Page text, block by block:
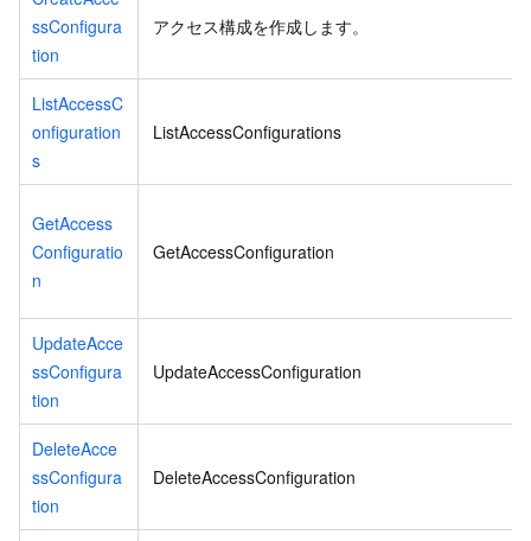
ssConfigura
tion
アクセス構成を作成します。
ListAccessC
onfiguration
s
ListAccessConfigurations
GetAccess
Configuratio
n
GetAccessConfiguration
UpdateAcce
ssConfigura
tion
UpdateAccessConfiguration
DeleteAcce
ssConfigura
tion
DeleteAccessConfiguration